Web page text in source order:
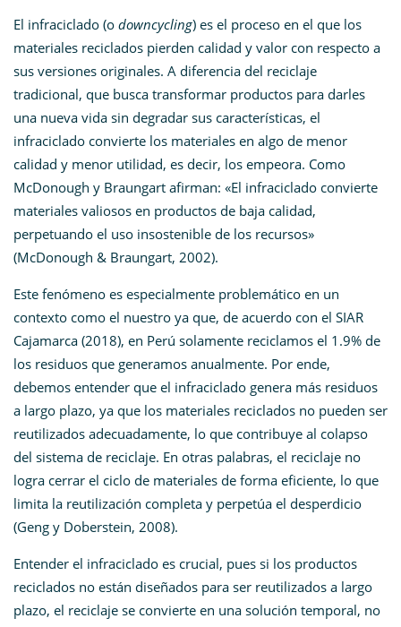
El infraciclado (o downcycling) es el proceso en el que los
materiales reciclados pierden calidad y valor con respecto a
sus versiones originales. A diferencia del reciclaje
tradicional, que busca transformar productos para darles
una nueva vida sin degradar sus características, el
infraciclado convierte los materiales en algo de menor
calidad y menor utilidad, es decir, los empeora. Como
McDonough y Braungart afirman: «El infraciclado convierte
materiales valiosos en productos de baja calidad,
perpetuando el uso insostenible de los recursos»
(McDonough & Braungart, 2002)​.
Este fenómeno es especialmente problemático en un
contexto como el nuestro ya que, de acuerdo con el SIAR
Cajamarca (2018), en Perú solamente reciclamos el 1.9% de
los residuos que generamos anualmente. Por ende,
debemos entender que el infraciclado genera más residuos
a largo plazo, ya que los materiales reciclados no pueden ser
reutilizados adecuadamente, lo que contribuye al colapso
del sistema de reciclaje. En otras palabras, el reciclaje no
logra cerrar el ciclo de materiales de forma eficiente, lo que
limita la reutilización completa y perpetúa el desperdicio
(Geng y Doberstein, 2008).
Entender el infraciclado es crucial, pues si los productos
reciclados no están diseñados para ser reutilizados a largo
plazo, el reciclaje se convierte en una solución temporal, no